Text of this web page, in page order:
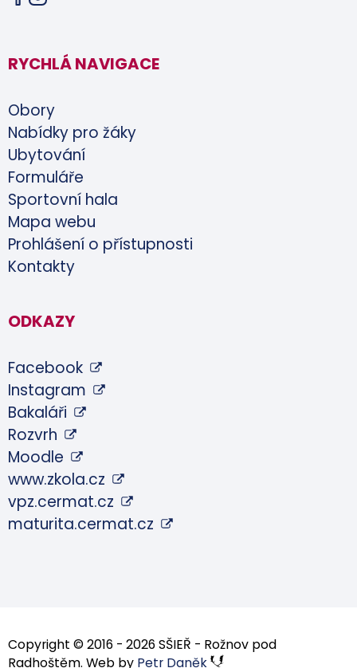
RYCHLÁ NAVIGACE
Obory
Nabídky pro žáky
Ubytování
Formuláře
Sportovní hala
Mapa webu
Prohlášení o přístupnosti
Kontakty
ODKAZY
Facebook
Instagram
Bakaláři
Rozvrh
Moodle
www.zkola.cz
vpz.cermat.cz
maturita.cermat.cz
Copyright © 2016 - 2026 SŠIEŘ - Rožnov pod
Radhoštěm. Web by Petr Daněk